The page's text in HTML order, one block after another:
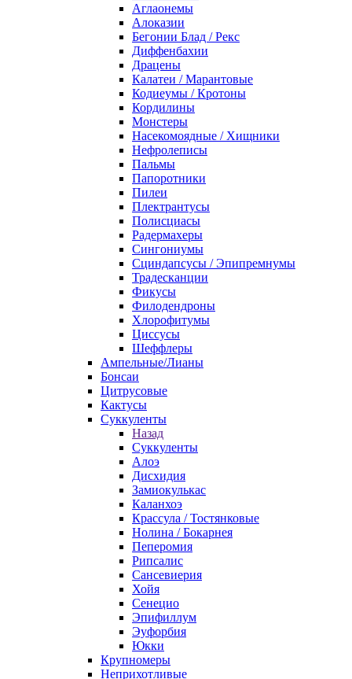
Аглаонемы
Алоказии
Бегонии Блад / Рекс
Диффенбахии
Драцены
Калатеи / Марантовые
Кодиеумы / Кротоны
Кордилины
Монстеры
Насекомоядные / Хищники
Нефролеписы
Пальмы
Папоротники
Пилеи
Плектрантусы
Полисциасы
Радермахеры
Сингониумы
Сциндапсусы / Эпипремнумы
Традесканции
Фикусы
Филодендроны
Хлорофитумы
Циссусы
Шеффлеры
Ампельные/Лианы
Бонсаи
Цитрусовые
Кактусы
Суккуленты
Назад
Суккуленты
Алоэ
Дисхидия
Замиокулькас
Каланхоэ
Крассула / Тостянковые
Нолина / Бокарнея
Пеперомия
Рипсалис
Сансевиерия
Хойя
Сенецио
Эпифиллум
Эуфорбия
Юкки
Крупномеры
Неприхотливые